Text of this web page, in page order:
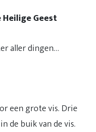
Geest
aller dingen…
een grote vis. Drie
de buik van de vis.